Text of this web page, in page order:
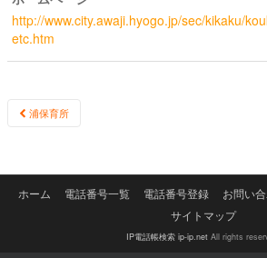
http://www.city.awaji.hyogo.jp/sec/kikaku/
etc.htm
Post
浦保育所
ホーム 電話番号一覧 電話番号登録 お問い
サイトマップ
IP電話帳検索 ip-ip.netAll rights